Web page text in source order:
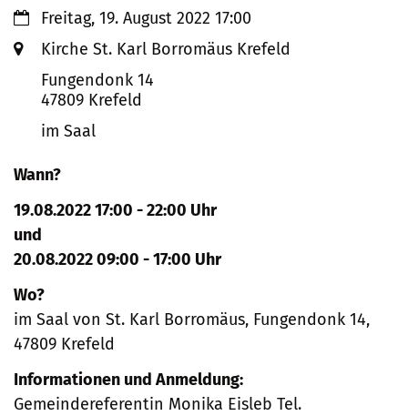
Datum:Freitag, 19. August 2022 17:00
Ort: Kirche St. Karl Borromäus Krefeld
Fungendonk 14
47809 Krefeld
im Saal
Wann?
19.08.2022 17:00 - 22:00 Uhr
und
20.08.2022 09:00 - 17:00 Uhr
Wo?
im Saal von St. Karl Borromäus, Fungendonk 14,
47809 Krefeld
Informationen und Anmeldung:
Gemeindereferentin Monika Eisleb Tel.